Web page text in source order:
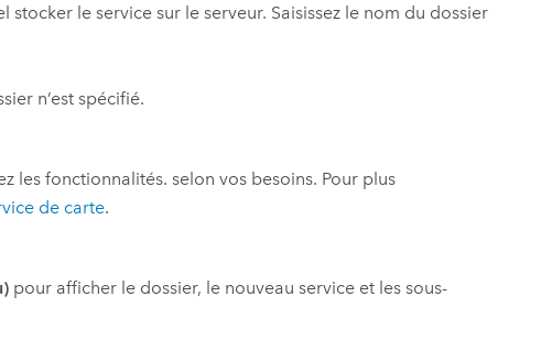
stocker le service sur le serveur. Saisissez le nom du dossier
n’est spécifié.
les fonctionnalités. selon vos besoins. Pour plus
de carte.
pour afficher le dossier, le nouveau service et les sous-